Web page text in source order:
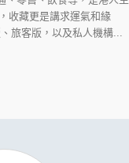
收藏更是講求運氣和緣
旅客版，以及私人機構...